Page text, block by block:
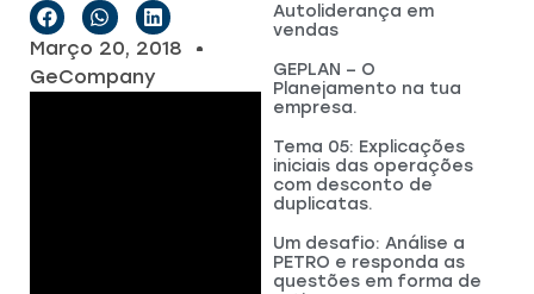
Março 20, 2018
GeCompany
Autoliderança em
vendas
GEPLAN – O
Planejamento na tua
empresa.
Tema 05: Explicações
iniciais das operações
com desconto de
duplicatas.
Um desafio: Análise a
PETRO e responda as
questões em forma de